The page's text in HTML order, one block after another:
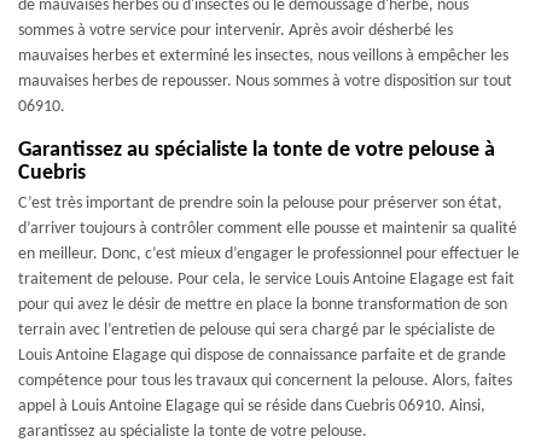
de mauvaises herbes ou d'insectes ou le démoussage d'herbe, nous
sommes à votre service pour intervenir. Après avoir désherbé les
mauvaises herbes et exterminé les insectes, nous veillons à empêcher les
mauvaises herbes de repousser. Nous sommes à votre disposition sur tout
06910.
Garantissez au spécialiste la tonte de votre pelouse à
Cuebris
C’est très important de prendre soin la pelouse pour préserver son état,
d’arriver toujours à contrôler comment elle pousse et maintenir sa qualité
en meilleur. Donc, c’est mieux d’engager le professionnel pour effectuer le
traitement de pelouse. Pour cela, le service Louis Antoine Elagage est fait
pour qui avez le désir de mettre en place la bonne transformation de son
terrain avec l’entretien de pelouse qui sera chargé par le spécialiste de
Louis Antoine Elagage qui dispose de connaissance parfaite et de grande
compétence pour tous les travaux qui concernent la pelouse. Alors, faites
appel à Louis Antoine Elagage qui se réside dans Cuebris 06910. Ainsi,
garantissez au spécialiste la tonte de votre pelouse.